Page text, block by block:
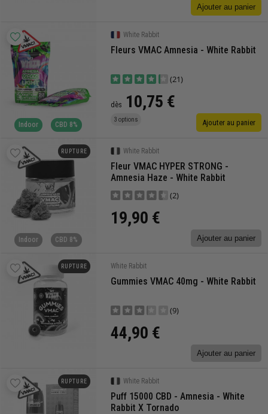
Ajouter au panier
Indoor CBD 8%
White Rabbit
Fleurs VMAC Amnesia - White Rabbit
(21)
dès 10,75 €
3 options Ajouter au panier
RUPTURE
Indoor CBD 8%
White Rabbit
Fleur VMAC HYPER STRONG -
Amnesia Haze - White Rabbit
(2)
19,90 €
Ajouter au panier
RUPTURE White Rabbit
Gummies VMAC 40mg - White Rabbit
(9)
44,90 €
Ajouter au panier
RUPTURE White Rabbit
Puff 15000 CBD - Amnesia - White
Rabbit X Tornado